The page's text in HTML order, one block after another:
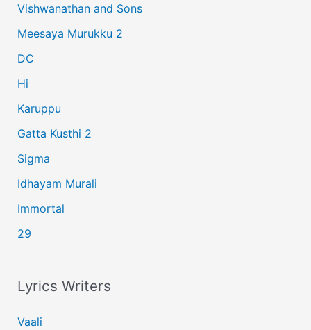
f
o
r
:
Vishwanathan and Sons
Meesaya Murukku 2
DC
Hi
Karuppu
Gatta Kusthi 2
Sigma
Idhayam Murali
Immortal
29
Lyrics Writers
Vaali